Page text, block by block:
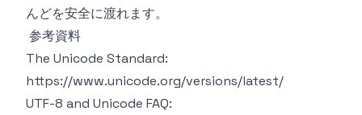
んどを安全に渡れます。
参考資料
The Unicode Standard:
https://www.unicode.org/versions/latest/
UTF-8 and Unicode FAQ: